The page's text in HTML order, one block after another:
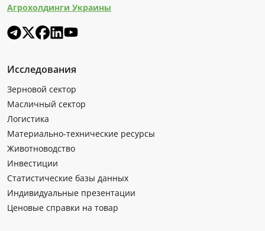
Агрохолдинги Украины
Исследования
Зерновой сектор
Масличный сектор
Логистика
Материально-технические ресурсы
Животноводство
Инвестиции
Статистические базы данных
Индивидуальные презентации
Ценовые справки на товар